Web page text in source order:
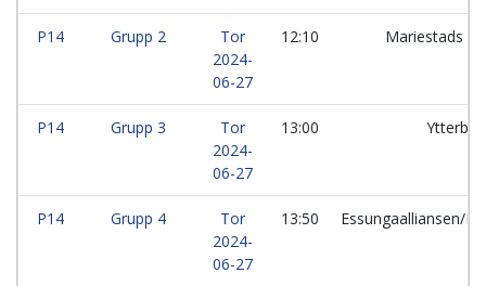
P14 Grupp 2
Tor
2024-
06-27
12:10 Mariestads
P14 Grupp 3
Tor
2024-
06-27
13:00 Ytterby
P14 Grupp 4
Tor
2024-
06-27
13:50 Essungaalliansen/